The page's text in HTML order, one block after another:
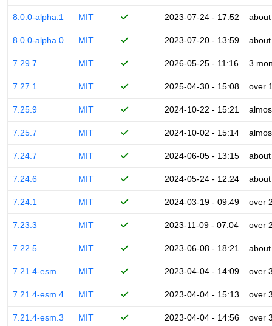
8.0.0-alpha.1 MIT 2023-07-24 - 17:52
8.0.0-alpha.0 MIT 2023-07-20 - 13:59
7.29.7 MIT 2026-05-25 - 11:16 3
7.27.1 MIT 2025-04-30 - 15:08 over
7.25.9 MIT 2024-10-22 - 15:21
7.25.7 MIT 2024-10-02 - 15:14
7.24.7 MIT 2024-06-05 - 13:15
7.24.6 MIT 2024-05-24 - 12:24
7.24.1 MIT 2024-03-19 - 09:49 over
7.23.3 MIT 2023-11-09 - 07:04 over
7.22.5 MIT 2023-06-08 - 18:21
7.21.4-esm MIT 2023-04-04 - 14:09 over
7.21.4-esm.4 MIT 2023-04-04 - 15:13 over
7.21.4-esm.3 MIT 2023-04-04 - 14:56 over